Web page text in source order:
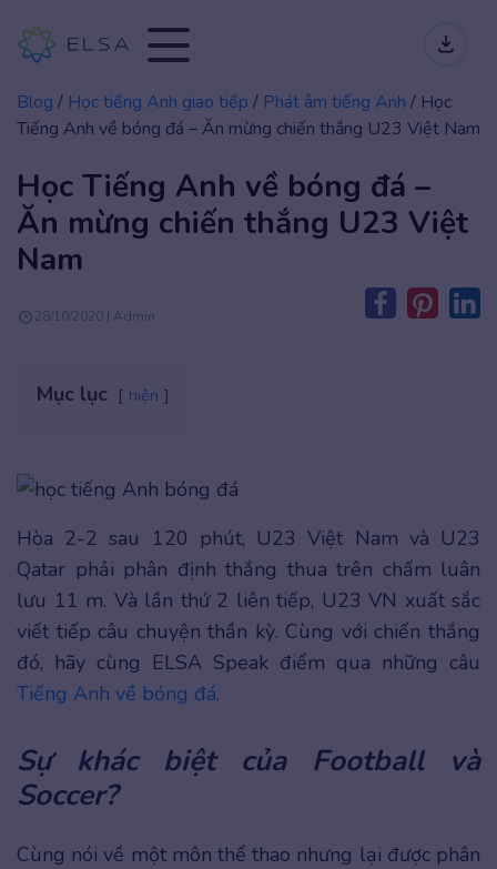
Blog / Học tiếng Anh giao tiếp / Phát âm tiếng Anh / Học
Tiếng Anh về bóng đá – Ăn mừng chiến thắng U23 Việt Nam
Học Tiếng Anh về bóng đá –
Ăn mừng chiến thắng U23 Việt
Nam
28/10/2020 | Admin
Mục lục hiện
Hòa 2-2 sau 120 phút, U23 Việt Nam và U23
Qatar phải phân định thắng thua trên chấm luân
lưu 11 m. Và lần thứ 2 liên tiếp, U23 VN xuất sắc
viết tiếp câu chuyện thần kỳ. Cùng với chiến thắng
đó, hãy cùng ELSA Speak điểm qua những câu
Tiếng Anh về bóng đá.
Sự khác biệt của Football và
Soccer?
Cùng nói về một môn thể thao nhưng lại được phân